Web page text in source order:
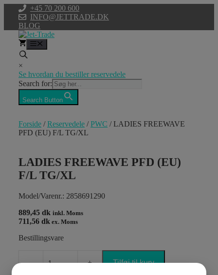
indhold
+45 70 200 600
INFO@JETTRADE.DK
BLOG
×
Se hvordan du bestiller reservedele
Search for:
Search Button
Forside /Reservedele /PWC / LADIES FREEWAVE
PFD (EU) F/L TG/XL
LADIES FREEWAVE PFD (EU)
F/L TG/XL
Model/Varenr.: 2858691290
889,45 dk inkl. Moms
711,56 dk ex. Moms
Bestillingsvare
Tilføj til kurv